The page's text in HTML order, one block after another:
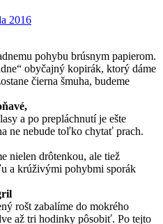
2016
pohybu brúsnym papierom.
obyčajný kopirák, ktorý dáme
čierna šmuha, budeme
a po prepláchnutí je ešte
ne nebude toľko chytať prach.
nielen drôtenkou, ale tiež
a krúživými pohybmi sporák
rošt zabalíme do mokrého
až tri hodinky pôsobiť. Po tejto